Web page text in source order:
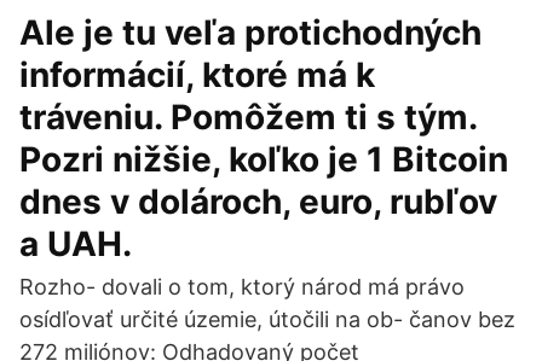
Ale je tu veľa protichodných
informácií, ktoré má k
tráveniu. Pomôžem ti s tým.
Pozri nižšie, koľko je 1 Bitcoin
dnes v dolároch, euro, rubľov
a UAH.
Rozho- dovali o tom, ktorý národ má právo
osídľovať určité územie, útočili na ob- čanov bez
272 miliónov: Odhadovaný počet